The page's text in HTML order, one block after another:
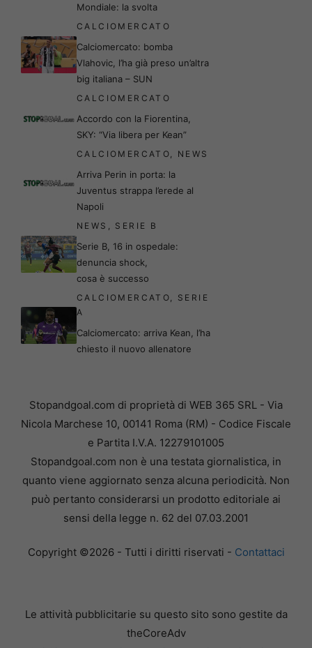
Mondiale: la svolta
CALCIOMERCATO
Calciomercato: bomba
Vlahovic, l’ha già preso un’altra
big italiana – SUN
CALCIOMERCATO
Accordo con la Fiorentina,
SKY: “Via libera per Kean”
CALCIOMERCATO NEWS
Arriva Perin in porta: la
Juventus strappa l’erede al
Napoli
NEWS SERIE B
Serie B, 16 in ospedale:
denuncia shock,
cosa è successo
CALCIOMERCATO
SERIE
A
Calciomercato: arriva Kean, l’ha
chiesto il nuovo allenatore
Stopandgoal.com di proprietà di WEB 365 SRL - Via
Nicola Marchese 10, 00141 Roma (RM) - Codice Fiscale
e Partita I.V.A. 12279101005
Stopandgoal.com non è una testata giornalistica, in
quanto viene aggiornato senza alcuna periodicità. Non
può pertanto considerarsi un prodotto editoriale ai
sensi della legge n. 62 del 07.03.2001
Copyright ©2026 - Tutti i diritti riservati - Contattaci
Le attività pubblicitarie su questo sito sono gestite da
theCoreAdv